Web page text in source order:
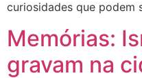
curiosidades que podem
Memórias:
gravam na